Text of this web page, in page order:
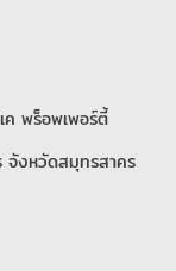
พร็อพเพอร์ตี้
จังหวัดสมุทรสาคร